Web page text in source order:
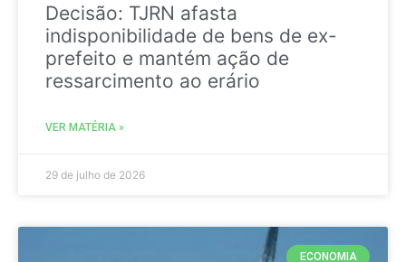
Decisão: TJRN afasta
indisponibilidade de bens de ex-
prefeito e mantém ação de
ressarcimento ao erário
VER MATÉRIA »
29 de julho de 2026
ECONOMIA